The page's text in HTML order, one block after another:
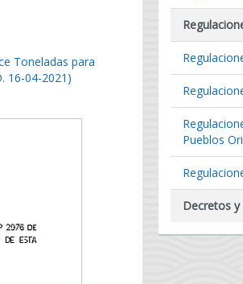
Toneladas para
16-04-2021)
Pueblos
Decretos